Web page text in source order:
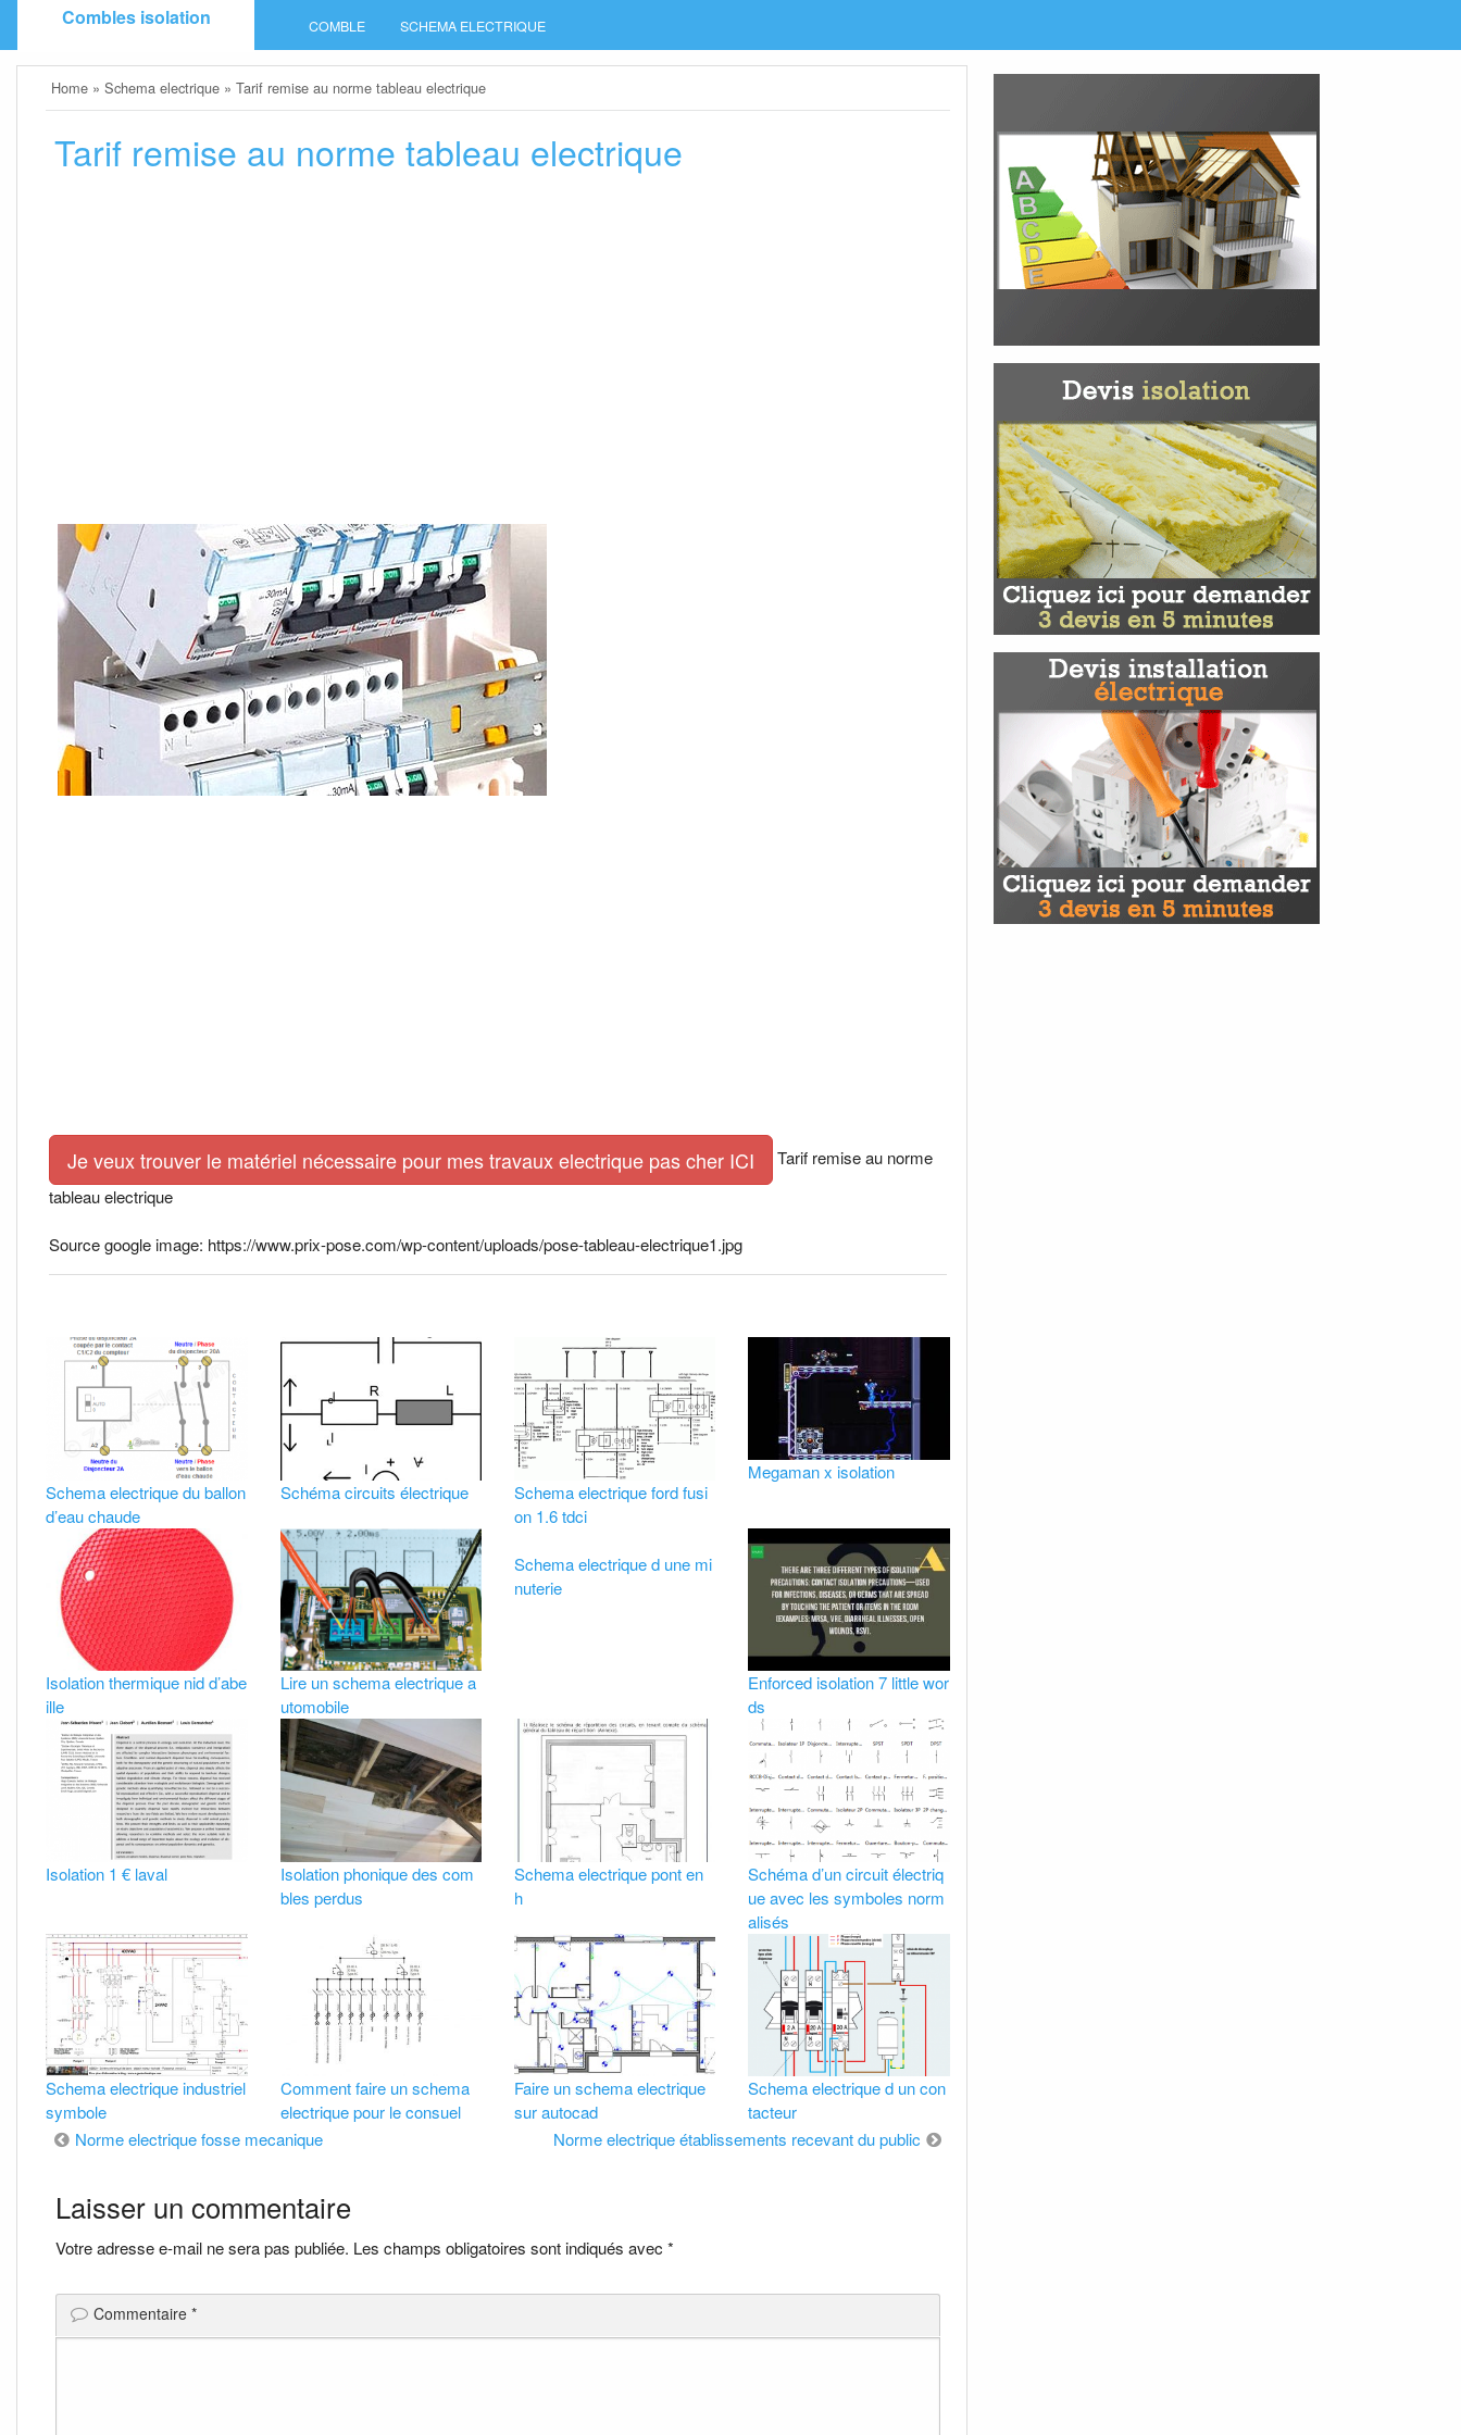
Combles isolation COMBLE SCHEMA ELECTRIQUE
Home »Schema electrique »Tarif remise au norme tableau electrique
Tarif remise au norme tableau electrique
Je veux trouver le matériel nécessaire pour mes travaux electrique pas cher ICI
Tarif remise au norme
tableau electrique
Source google image: https://www.prix-pose.com/wp-content/uploads/pose-tableau-electrique1.jpg
Schema electrique du ballon
d’eau chaude
Schéma circuits électrique
Schema electrique ford fusi
on 1.6 tdci
Megaman x isolation
Isolation thermique nid d’abe
ille
Lire un schema electrique a
utomobile
Schema electrique d une mi
nuterie
Enforced isolation 7 little wor
ds
Isolation 1 € laval
Isolation phonique des com
bles perdus
Schema electrique pont en
h
Schéma d’un circuit électriq
ue avec les symboles norm
alisés
Schema electrique industriel
symbole
Comment faire un schema
electrique pour le consuel
Faire un schema electrique
sur autocad
Schema electrique d un con
tacteur
Navigation
de
l’article
Norme electrique fosse mecanique Norme electrique établissements recevant du public
Laisser un commentaire
Votre adresse e-mail ne sera pas publiée. Les champs obligatoires sont indiqués avec *
Commentaire *